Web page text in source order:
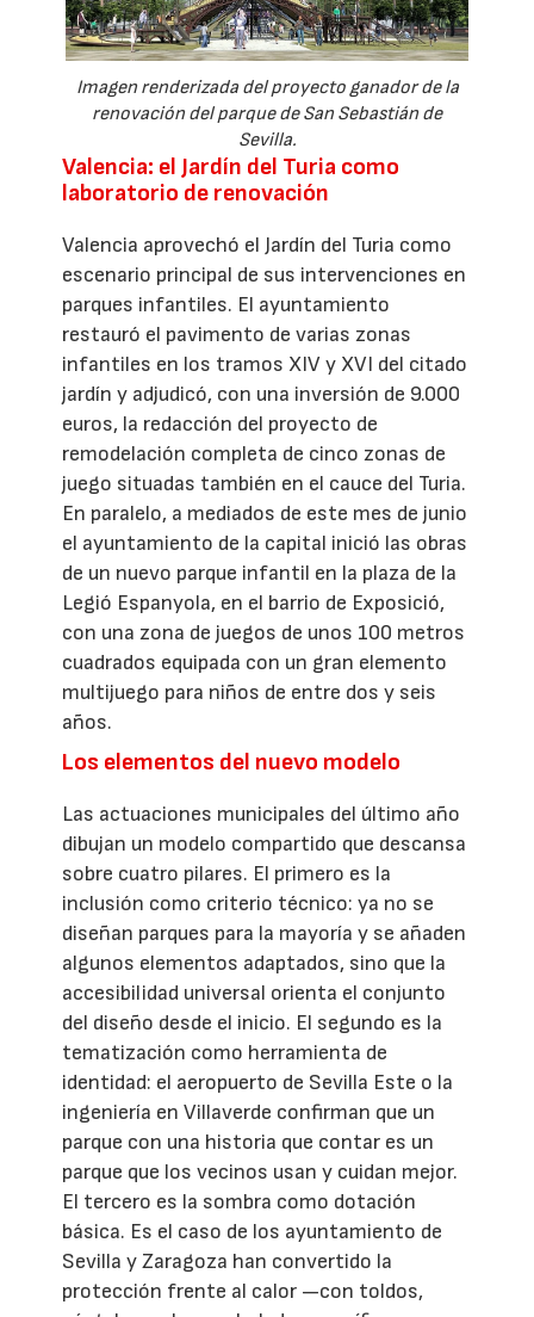
Imagen renderizada del proyecto ganador de la
renovación del parque de San Sebastián de
Sevilla.
Valencia: el Jardín del Turia como
laboratorio de renovación
Valencia aprovechó el Jardín del Turia como
escenario principal de sus intervenciones en
parques infantiles. El ayuntamiento
restauró el pavimento de varias zonas
infantiles en los tramos XIV y XVI del citado
jardín y adjudicó, con una inversión de 9.000
euros, la redacción del proyecto de
remodelación completa de cinco zonas de
juego situadas también en el cauce del Turia.
En paralelo, a mediados de este mes de junio
el ayuntamiento de la capital inició las obras
de un nuevo parque infantil en la plaza de la
Legió Espanyola, en el barrio de Exposició,
con una zona de juegos de unos 100 metros
cuadrados equipada con un gran elemento
multijuego para niños de entre dos y seis
años.
Los elementos del nuevo modelo
Las actuaciones municipales del último año
dibujan un modelo compartido que descansa
sobre cuatro pilares. El primero es la
inclusión como criterio técnico: ya no se
diseñan parques para la mayoría y se añaden
algunos elementos adaptados, sino que la
accesibilidad universal orienta el conjunto
del diseño desde el inicio. El segundo es la
tematización como herramienta de
identidad: el aeropuerto de Sevilla Este o la
ingeniería en Villaverde confirman que un
parque con una historia que contar es un
parque que los vecinos usan y cuidan mejor.
El tercero es la sombra como dotación
básica. Es el caso de los ayuntamiento de
Sevilla y Zaragoza han convertido la
protección frente al calor —con toldos,